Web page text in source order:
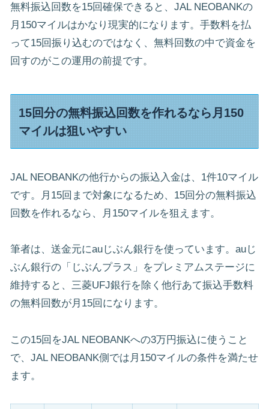
無料振込回数を15回確保できると、JAL NEOBANKの
月150マイルはかなり現実的になります。手数料を払
って15回振り込むのではなく、無料回数の中で資金を
回すのがこの運用の前提です。
15回分の無料振込回数を作れるなら月150
マイルは狙いやすい
JAL NEOBANKの他行からの振込入金は、1件10マイル
です。月15回まで対象になるため、15回分の無料振込
回数を作れるなら、月150マイルを狙えます。
筆者は、送金元にauじぶん銀行を使っています。auじ
ぶん銀行の「じぶんプラス」をプレミアムステージに
維持すると、三菱UFJ銀行を除く他行あて振込手数料
の無料回数が月15回になります。
この15回をJAL NEOBANKへの3万円振込に使うこと
で、JAL NEOBANK側では月150マイルの条件を満たせ
ます。